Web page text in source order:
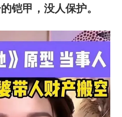
铠甲，没人保护。